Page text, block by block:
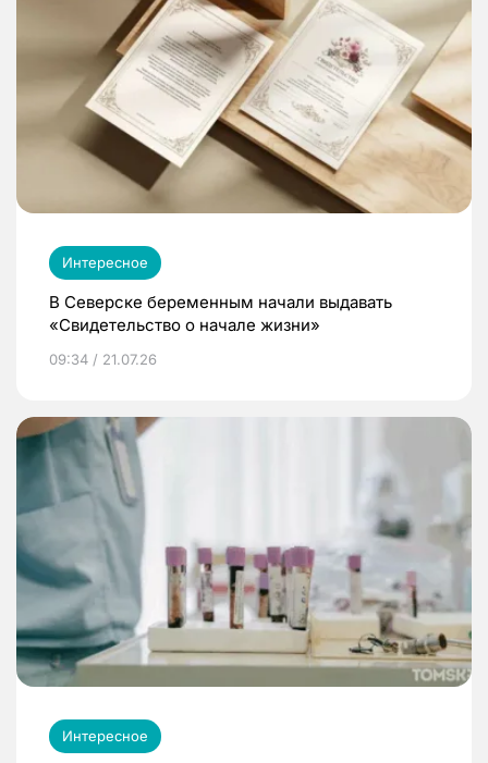
Интересное
В Северске беременным начали выдавать
«Свидетельство о начале жизни»
09:34 / 21.07.26
Интересное